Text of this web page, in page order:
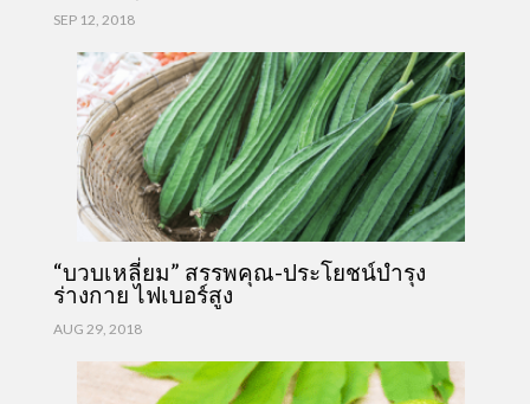
SEP 12, 2018
“บวบเหลี่ยม” สรรพคุณ-ประโยชน์บำรุง
ร่างกาย ไฟเบอร์สูง
AUG 29, 2018